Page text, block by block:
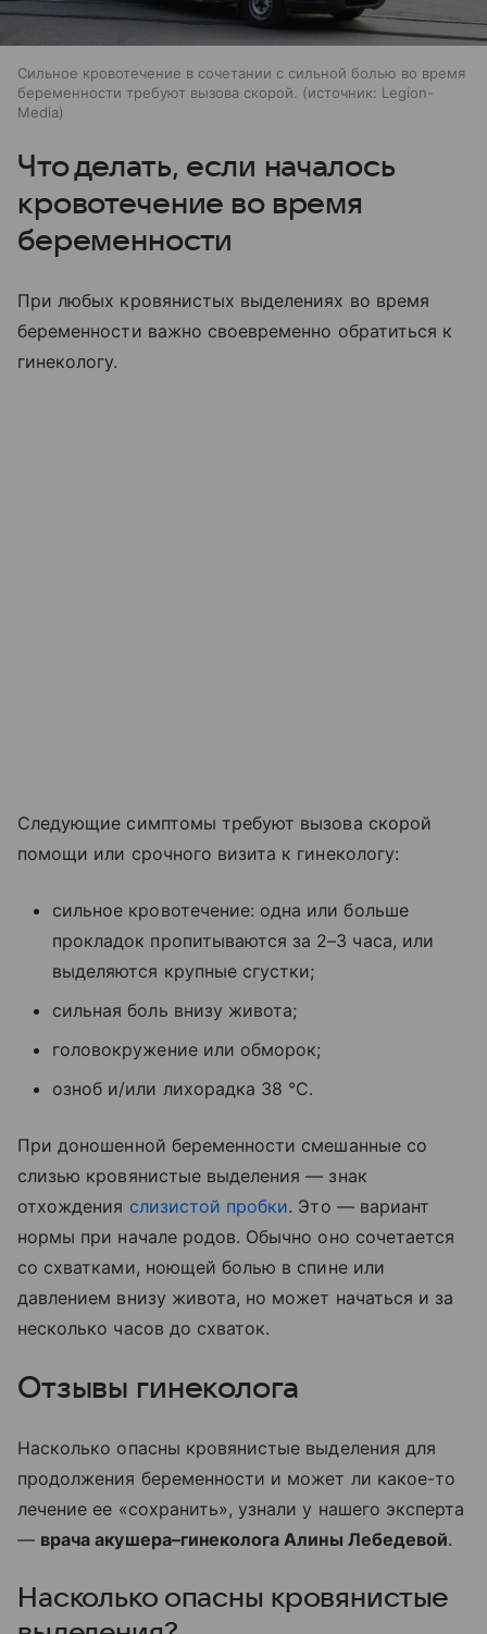
Сильное кровотечение в сочетании с сильной болью во время
беременности требуют вызова скорой.
источник: Legion-
Media
Что делать, если началось
кровотечение во время
беременности
При любых кровянистых выделениях во время
беременности важно своевременно обратиться к
гинекологу.
Следующие симптомы требуют вызова скорой
помощи или срочного визита к гинекологу:
сильное кровотечение: одна или больше
прокладок пропитываются за 2–3 часа, или
выделяются крупные сгустки;
сильная боль внизу живота;
головокружение или обморок;
озноб и/или лихорадка 38 °C.
При доношенной беременности смешанные со
слизью кровянистые выделения — знак
отхождения слизистой пробки. Это — вариант
нормы при начале родов. Обычно оно сочетается
со схватками, ноющей болью в спине или
давлением внизу живота, но может начаться и за
несколько часов до схваток.
Отзывы гинеколога
Насколько опасны кровянистые выделения для
продолжения беременности и может ли какое-то
лечение ее «сохранить», узнали у нашего эксперта
— врача акушера–гинеколога Алины Лебедевой.
Насколько опасны кровянистые